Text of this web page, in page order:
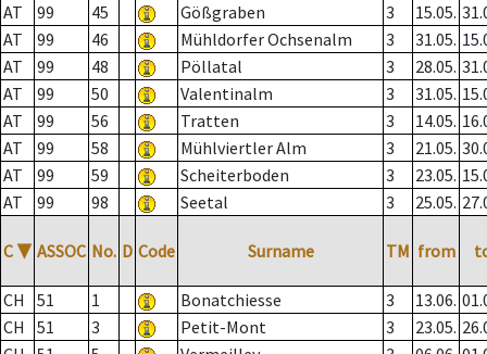
AT
99 45 Gößgraben 3 15.05.
AT
99 46 Mühldorfer Ochsenalm 3 31.05.
AT
99 48 Pöllatal 3 28.05.
AT
99 50 Valentinalm 3 31.05.
AT
99 56 Tratten 3 14.05.
AT
99 58 Mühlviertler Alm 3 21.05.
AT
99 59 Scheiterboden 3 23.05.
AT
99 98 Seetal 3 25.05.
C ▼ ASSOC No. D Code Surname TM from
CH 51 1 Bonatchiesse 3 13.06.
CH
51 3 Petit-Mont 3 23.05.